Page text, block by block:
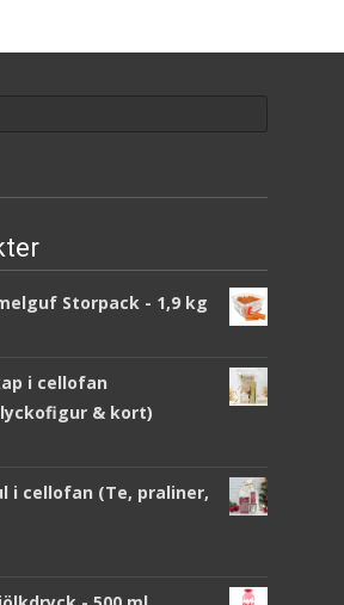
Storpack - 1,9 kg
i cellofan
& kort)
i cellofan (Te, praliner,